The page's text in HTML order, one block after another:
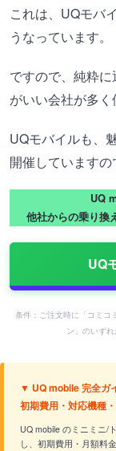
これは、UQモバ
うなっています。
ですので、純粋
がいい会社が多く
UQモバイルも、
開催していますの
UQ
他社からの乗り換
UQ
条件：ご注文時に「コミコ
ン」のいず
▼ UQ mobile 完全ガ
初期費用・対応機種
UQ mobile のミニミニ/
し、初期費用・月額料